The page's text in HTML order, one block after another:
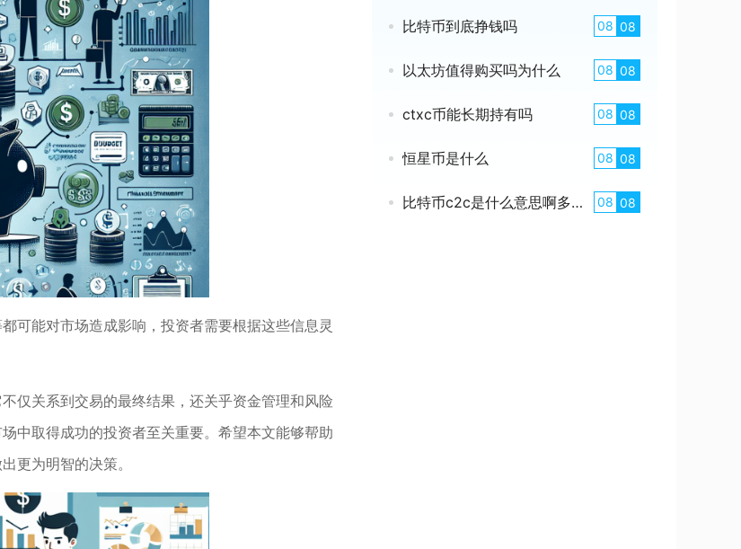
可能对市场造成影响，投资者需要根据这些信息灵
仅关系到交易的最终结果，还关乎资金管理和风险
中取得成功的投资者至关重要。希望本文能够帮助
更为明智的决策。
比特币到底挣钱吗 08 08
以太坊值得购买吗为什么 08 08
ctxc币能长期持有吗 08 08
恒星币是什么 08 08
比特币c2c是什么意思啊多少钱 08 08